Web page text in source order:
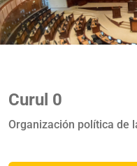
Curul 0
Organización política de